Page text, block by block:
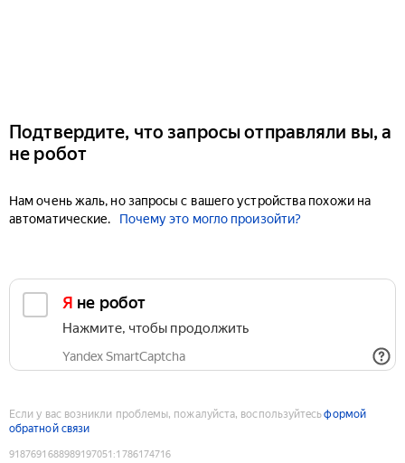
Подтвердите, что запросы отправляли вы, а
не робот
Нам очень жаль, но запросы с вашего устройства похожи на
автоматические.
Почему это могло произойти?
Я не робот
Нажмите, чтобы продолжить
Yandex SmartCaptcha
Если у вас возникли проблемы, пожалуйста, воспользуйтесьформой
обратной связи
9187691688989197051 :1786174716